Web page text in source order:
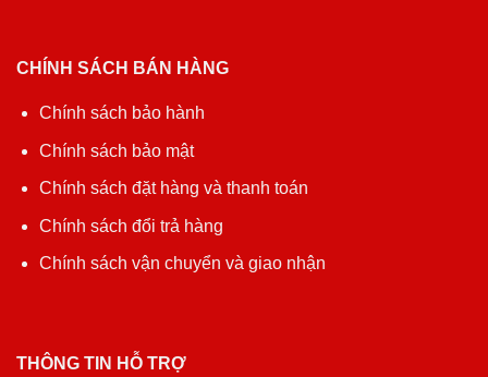
CHÍNH SÁCH BÁN HÀNG
Chính sách bảo hành
Chính sách bảo mật
Chính sách đặt hàng và thanh toán
Chính sách đổi trả hàng
Chính sách vận chuyển và giao nhận
THÔNG TIN HỖ TRỢ